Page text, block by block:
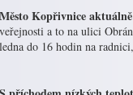
Město Kopřivnice
veřejnosti a to na ulici
ledna do 16 hodin na